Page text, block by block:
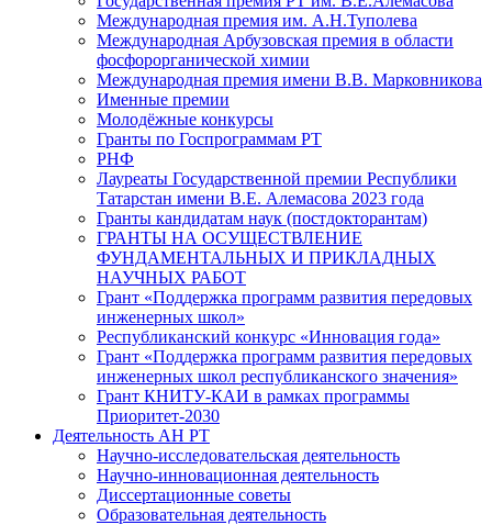
Международная премия им. А.Н.Туполева
Международная Арбузовская премия в области
фосфорорганической химии
Международная премия имени В.В. Марковникова
Именные премии
Молодёжные конкурсы
Гранты по Госпрограммам РТ
РНФ
Лауреаты Государственной премии Республики
Татарстан имени В.Е. Алемасова 2023 года
Гранты кандидатам наук (постдокторантам)
ГРАНТЫ НА ОСУЩЕСТВЛЕНИЕ
ФУНДАМЕНТАЛЬНЫХ И ПРИКЛАДНЫХ
НАУЧНЫХ РАБОТ
Грант «Поддержка программ развития передовых
инженерных школ»
Республиканский конкурс «Инновация года»
Грант «Поддержка программ развития передовых
инженерных школ республиканского значения»
Грант КНИТУ-КАИ в рамках программы
Приоритет-2030
Деятельность АН РТ
Научно-исследовательская деятельность
Научно-инновационная деятельность
Диссертационные советы
Образовательная деятельность